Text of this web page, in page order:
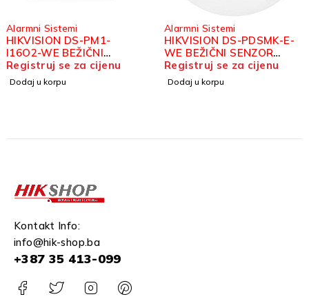
Alarmni Sistemi
HIKVISION DS-PM1-
I16O2-WE BEŽIČNI
MODUL PROŠIRENJA
Registruj se za cijenu
Dodaj u korpu
Alarmni Sistemi
HIKVISION DS-PDSMK-E-
WE BEŽIČNI SENZOR
DIMA
Registruj se za cijenu
Dodaj u korpu
Kontakt Info:
info@hik-shop.ba
+387 35 413-099